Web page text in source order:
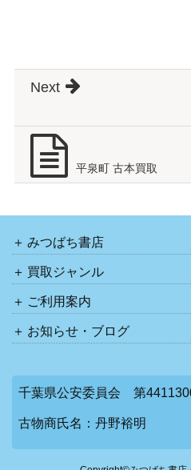
Next
平泉町 古本買取
みつばち書店
買取ジャンル
ご利用案内
お知らせ・ブログ
千葉県公安委員会 第
古物商氏名：丹野裕明